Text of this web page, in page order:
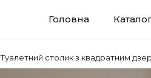
Головна
Туалетний столик з квадратним